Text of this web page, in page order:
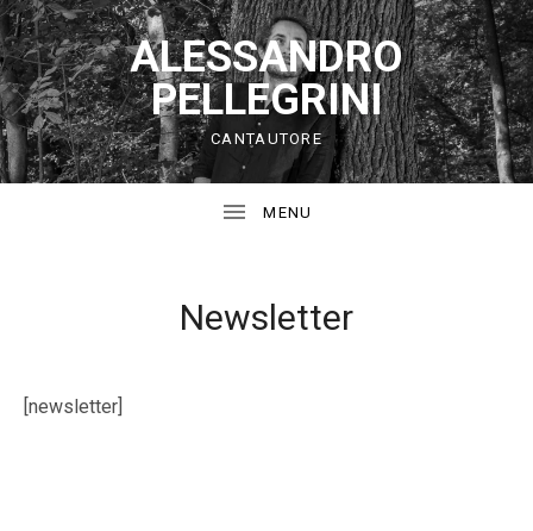
ALESSANDRO
PELLEGRINI
CANTAUTORE
Newsletter
[newsletter]